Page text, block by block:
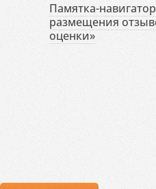
Памятка-
размещения
оценки»